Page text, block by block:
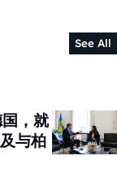
See All
，就
与柏